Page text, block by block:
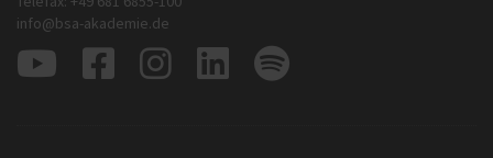
info@bsa-akademie.de